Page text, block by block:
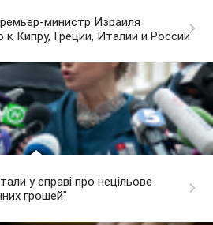
министр Израиля
Кипру, Греции, Италии и России
у справі про нецільове
грошей"